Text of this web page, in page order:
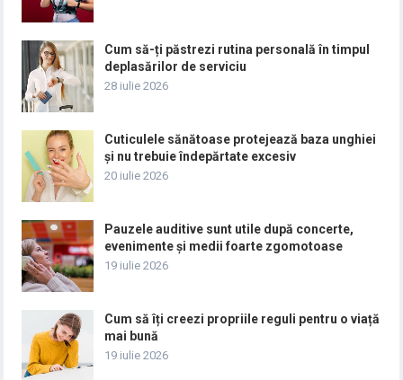
Cum să-ți păstrezi rutina personală în timpul
deplasărilor de serviciu
28 iulie 2026
Cuticulele sănătoase protejează baza unghiei
și nu trebuie îndepărtate excesiv
20 iulie 2026
Pauzele auditive sunt utile după concerte,
evenimente și medii foarte zgomotoase
19 iulie 2026
Cum să îți creezi propriile reguli pentru o viață
mai bună
19 iulie 2026